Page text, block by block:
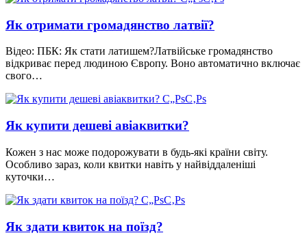
Як отримати громадянство латвії?
Відео: ПБК: Як стати латишем?Латвійське громадянство
відкриває перед людиною Європу. Воно автоматично включає
свого…
Як купити дешеві авіаквитки?
Кожен з нас може подорожувати в будь-які країни світу.
Особливо зараз, коли квитки навіть у найвіддаленіші
куточки…
Як здати квиток на поїзд?